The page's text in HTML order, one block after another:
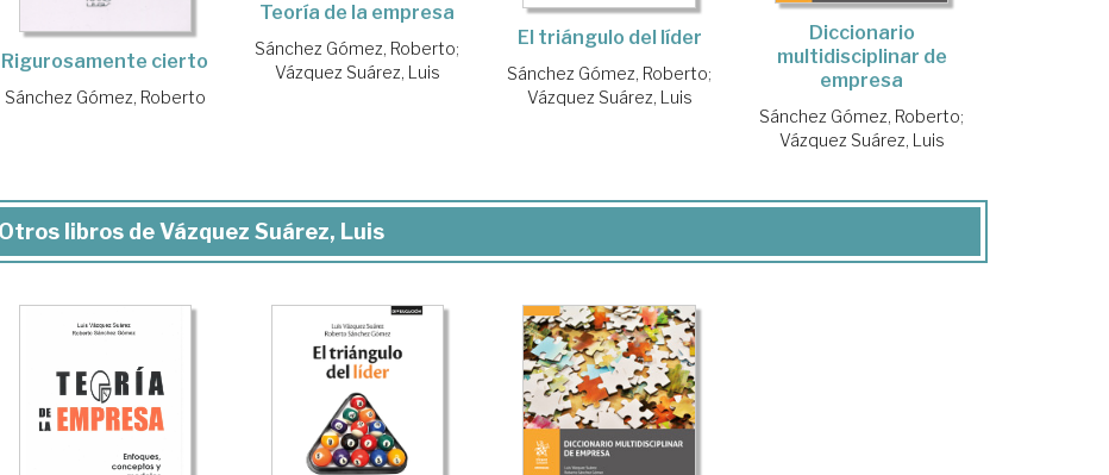
Rigurosamente cierto
Sánchez Gómez, Roberto
Teoría de la empresa
Sánchez Gómez, Roberto;
Vázquez Suárez, Luis
El triángulo del líder
Sánchez Gómez, Roberto;
Vázquez Suárez, Luis
Diccionario
multidisciplinar de
empresa
Sánchez Gómez, Roberto;
Vázquez Suárez, Luis
Otros libros de Vázquez Suárez, Luis